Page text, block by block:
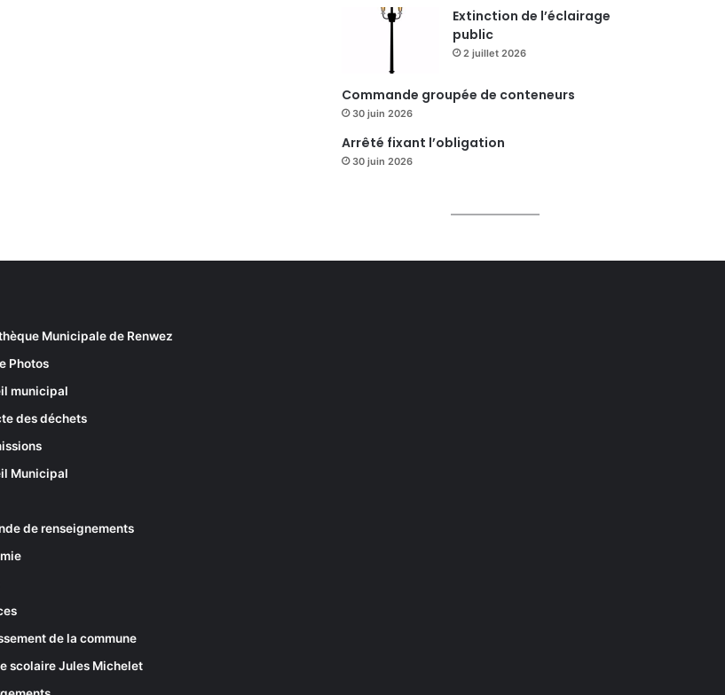
Extinction de l’éclairage
public
2 juillet 2026
Commande groupée de conteneurs
30 juin 2026
Arrêté fixant l’obligation
30 juin 2026
Municipale de Renwez
Photos
municipal
des déchets
Municipal
de renseignements
de la commune
scolaire Jules Michelet